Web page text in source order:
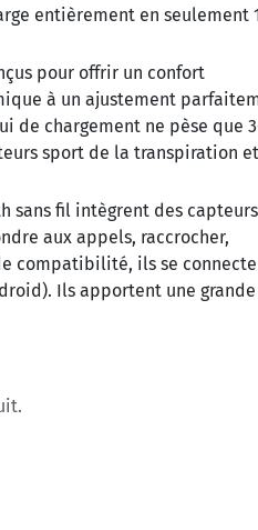
entièrement en seulement
pour offrir un confort
à un ajustement
de chargement ne pèse que
sport de la transpiration
sans fil intègrent des capteurs
aux appels, raccrocher,
compatibilité, ils se
Ils apportent une grande